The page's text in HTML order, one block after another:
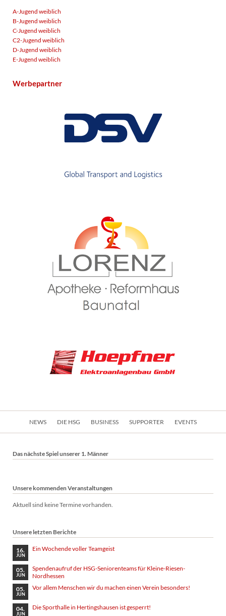
A-Jugend weiblich
B-Jugend weiblich
C-Jugend weiblich
C2-Jugend weiblich
D-Jugend weiblich
E-Jugend weiblich
Werbepartner
NEWS DIE HSG BUSINESS SUPPORTER EVENTS
Das nächste Spiel unserer 1. Männer
Unsere kommenden Veranstaltungen
Aktuell sind keine Termine vorhanden.
Unsere letzten Berichte
16.
JUN
Ein Wochende voller Teamgeist
05.
JUN
Spendenaufruf der HSG-Seniorenteams für Kleine-Riesen-
Nordhessen
05.
JUN
Vor allem Menschen wir du machen einen Verein besonders!
04.
JUN
Die Sporthalle in Hertingshausen ist gesperrt!